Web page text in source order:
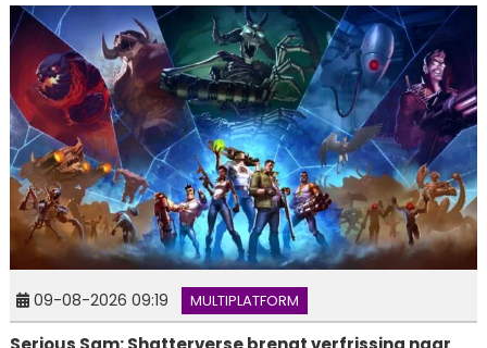
09-08-2026 09:19 MULTIPLATFORM